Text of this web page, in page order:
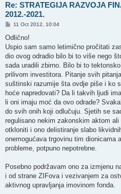
Re: STRATEGIJA RAZVOJA
2012.-2021.
P
s
11 Oct 2012, 10:04
Odlično!
Uspio sam samo letimično pročitati
dio ovog odradio bilo bi to više nego
sada uradili zbirno. Bilo bi to
prilivom investitora. Pitanje svih
suštinski razumije šta ovdje piše i ko
hoće napredovati? Da li takvih ljudi
li oni imaju moć da ovo odrade?
do svih onih koji odlučuju. Sjetih se
regulisano nekim zakonskim aktom
otkloniti i ono delistiranje slabo
onemogućava trgovinu tim dionicama
probleme, potpuno nepotrebne.
Posebno podržavam ono za izmjenu
i od strane ZIFova i vezivanjem za
aktivnog upravljanja imovinom fonda.